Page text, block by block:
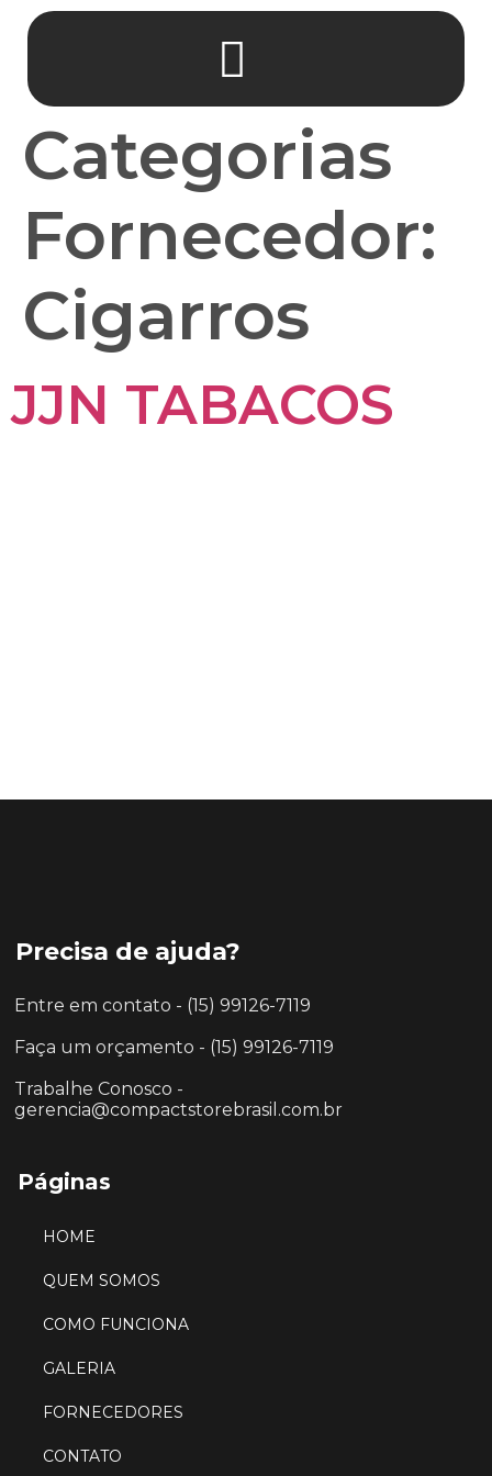
Categorias
Fornecedor:
Cigarros
JJN TABACOS
Precisa de ajuda?
Entre em contato - (15) 99126-7119
Faça um orçamento - (15) 99126-7119
Trabalhe Conosco -
gerencia@compactstorebrasil.com.br
Páginas
HOME
QUEM SOMOS
COMO FUNCIONA
GALERIA
FORNECEDORES
CONTATO